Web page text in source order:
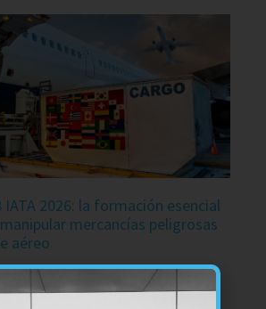
IATA 2026: la formación esencial
mercancías peligrosas
aéreo